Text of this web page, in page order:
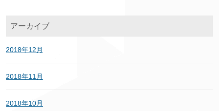
アーカイブ
2018年12月
2018年11月
2018年10月